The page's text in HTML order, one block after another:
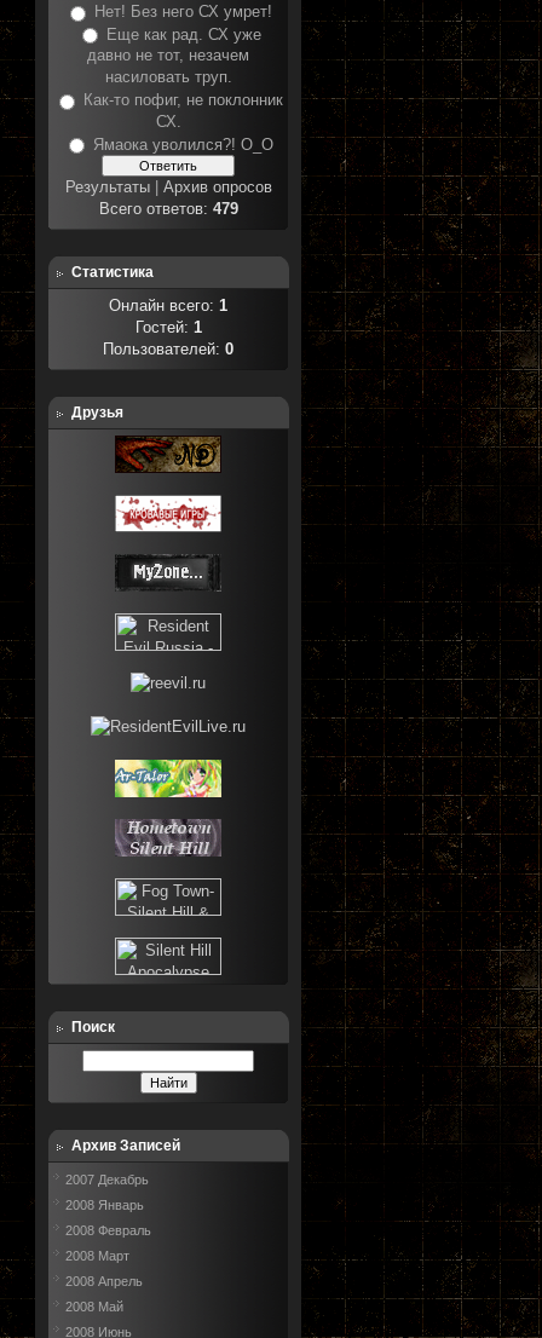
Нет! Без него СХ умрет!
Еще как рад. СХ уже
давно не тот, незачем
насиловать труп.
Как-то пофиг, не поклонник
СХ.
Ямаока уволился?! О_О
Результаты| Архив опросов
Всего ответов: 479
Статистика
Онлайн всего:1
Гостей: 1
Пользователей:0
Друзья
Поиск
Архив Записей
2007 Декабрь
2008 Январь
2008 Февраль
2008 Март
2008 Апрель
2008 Май
2008 Июнь